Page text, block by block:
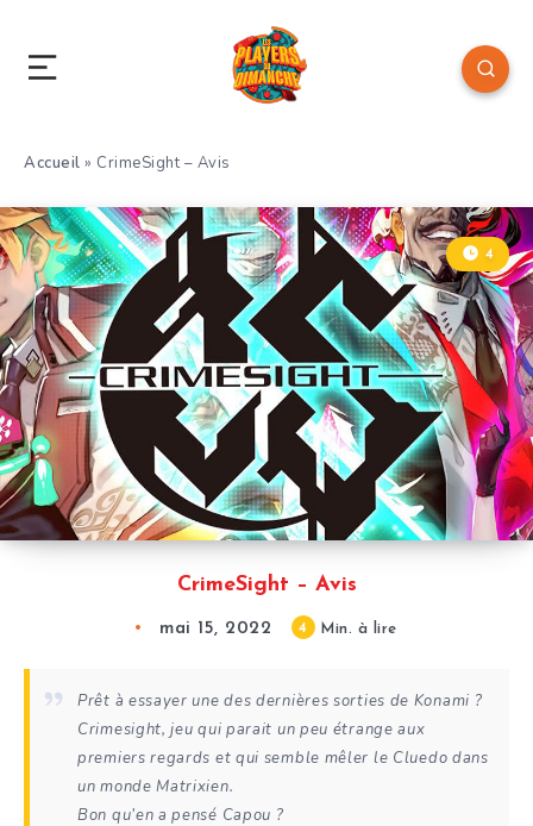
Accueil » CrimeSight – Avis
CrimeSight – Avis
4
mai 15, 2022 4 Min. à lire
Prêt à essayer une des dernières sorties de Konami ?
Crimesight, jeu qui parait un peu étrange aux
premiers regards et qui semble mêler le Cluedo dans
un monde Matrixien.
Bon qu’en a pensé Capou ?